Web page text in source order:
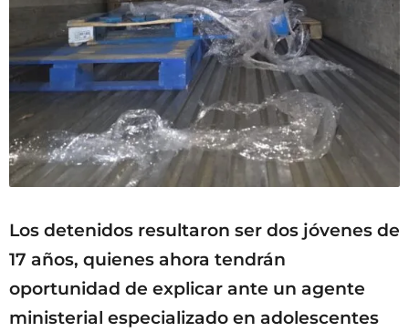
Los detenidos resultaron ser dos jóvenes de
17 años, quienes ahora tendrán
oportunidad de explicar ante un agente
ministerial especializado en adolescentes